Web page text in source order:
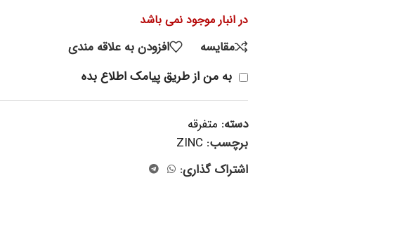
در انبار موجود نمی باشد
مقایسه
افزودن به علاقه مندی
به من از طریق پیامک اطلاع بده
دسته: متفرقه
برچسب: ZINC
اشتراک گذاری: